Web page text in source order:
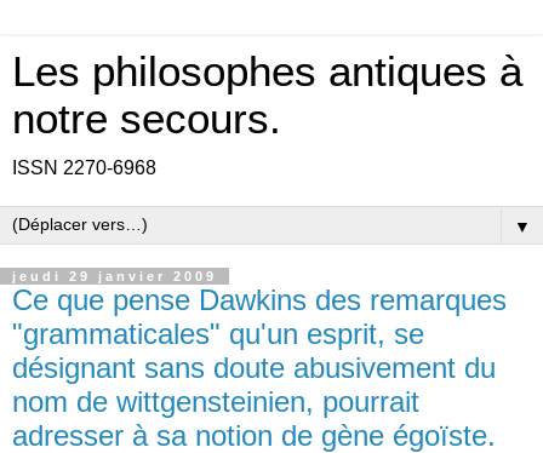
Les philosophes antiques à
notre secours.
ISSN 2270-6968
▼
jeudi 29 janvier 2009
Ce que pense Dawkins des remarques
"grammaticales" qu'un esprit, se
désignant sans doute abusivement du
nom de wittgensteinien, pourrait
adresser à sa notion de gène égoïste.